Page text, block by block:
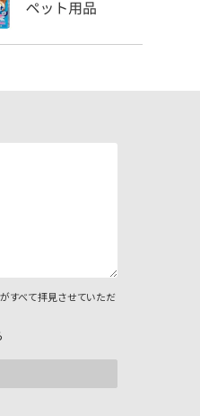
すべて拝見させていただ